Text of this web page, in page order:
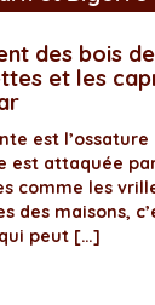
des bois
et les
est
est attaquée
comme les
des maisons,
peut […]